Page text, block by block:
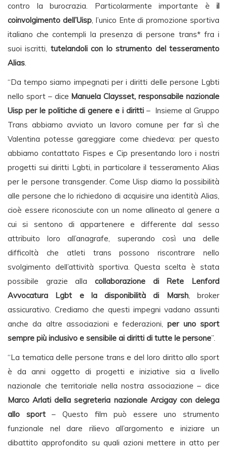
contro la burocrazia. Particolarmente importante è il
coinvolgimento dell’Uisp, l’unico Ente di promozione sportiva
italiano che contempli la presenza di persone trans* fra i
suoi iscritti, tutelandoli con lo strumento del tesseramento
Alias
“Da tempo siamo impegnati per i diritti delle persone Lgbti
nello sport – dice Manuela Claysset, responsabile nazionale
Uisp per le politiche di genere e i diritti– Insieme al Gruppo
Trans abbiamo avviato un lavoro comune per far sì che
Valentina potesse gareggiare come chiedeva: per questo
abbiamo contattato Fispes e Cip presentando loro i nostri
progetti sui diritti Lgbti, in particolare il tesseramento Alias
per le persone transgender. Come Uisp diamo la possibilità
alle persone che lo richiedono di acquisire una identità Alias,
cioè essere riconosciute con un nome allineato al genere a
cui si sentono di appartenere e differente dal sesso
attribuito loro all’anagrafe, superando così una delle
difficoltà che atleti trans possono riscontrare nello
svolgimento dell’attività sportiva. Questa scelta è stata
possibile grazie alla collaborazione di Rete Lenford
Avvocatura Lgbt e la disponibilità di Marsh, broker
assicurativo. Crediamo che questi impegni vadano assunti
anche da altre associazioni e federazioni,per uno sport
sempre più inclusivo e sensibile ai diritti di tutte le persone”.
“La tematica delle persone trans e del loro diritto allo sport
è da anni oggetto di progetti e iniziative sia a livello
nazionale che territoriale nella nostra associazione – dice
Marco Arlati della segreteria nazionale Arcigay con delega
allo sport– Questo film può essere uno strumento
funzionale nel dare rilievo all’argomento e iniziare un
dibattito approfondito su quali azioni mettere in atto per